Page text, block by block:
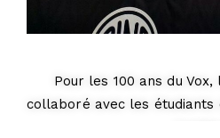
Pour les 100 ans du
collaboré avec les étudiants